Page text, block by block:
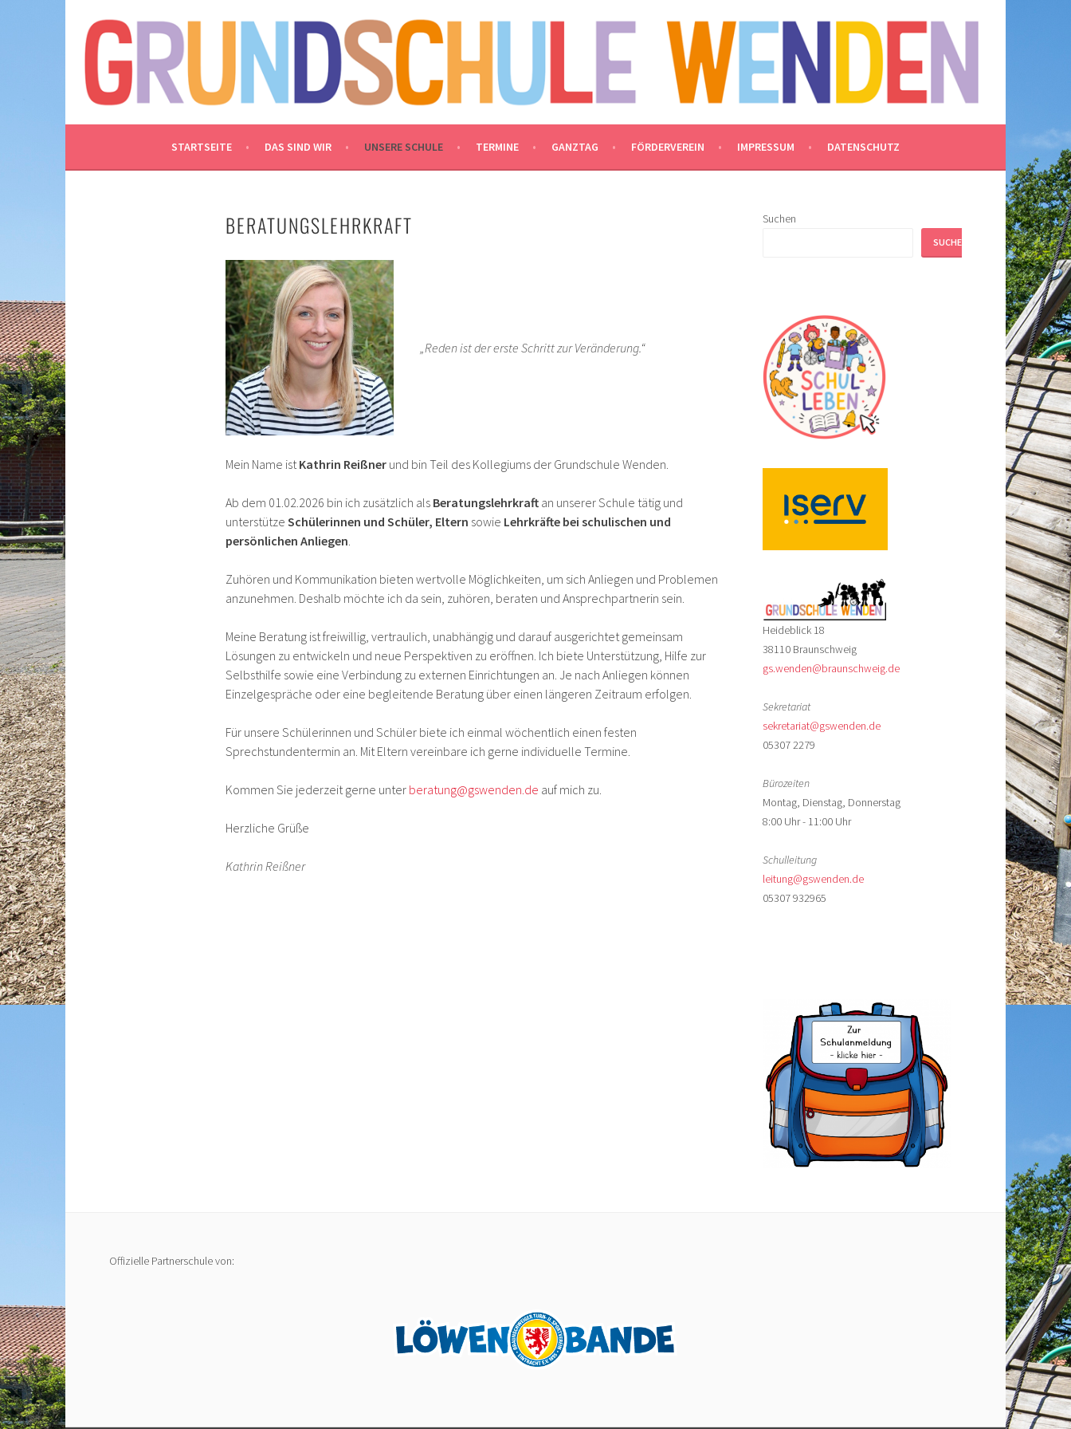
Inhalt
GRUNDSCHULE WENDEN
– SPIELEN, LACHEN UND LERNEN IM NORDEN BRAUNSCHWEIGS
STARTSEITE DAS SIND WIR UNSERE SCHULE TERMINE GANZTAG FÖRDERVEREIN IMPRESSUM DATENSCHUTZ
BERATUNGSLEHRKRAFT
„Reden ist der erste Schritt zur Veränderung.“
Mein Name ist Kathrin Reißner und bin Teil des Kollegiums der Grundschule Wenden.
Ab dem 01.02.2026 bin ich zusätzlich als Beratungslehrkraft an unserer Schule tätig und
unterstütze Schülerinnen und Schüler, Eltern sowie Lehrkräfte bei schulischen und
persönlichen Anliegen
Zuhören und Kommunikation bieten wertvolle Möglichkeiten, um sich Anliegen und Problemen
anzunehmen. Deshalb möchte ich da sein, zuhören, beraten und Ansprechpartnerin sein.
Meine Beratung ist freiwillig, vertraulich, unabhängig und darauf ausgerichtet gemeinsam
Lösungen zu entwickeln und neue Perspektiven zu eröffnen. Ich biete Unterstützung, Hilfe zur
Selbsthilfe sowie eine Verbindung zu externen Einrichtungen an. Je nach Anliegen können
Einzelgespräche oder eine begleitende Beratung über einen längeren Zeitraum erfolgen.
Für unsere Schülerinnen und Schüler biete ich einmal wöchentlich einen festen
Sprechstundentermin an. Mit Eltern vereinbare ich gerne individuelle Termine.
Kommen Sie jederzeit gerne unter beratung@gswenden.de auf mich zu.
Herzliche Grüße
Kathrin Reißner
Suchen
SUCHEN
Heideblick 18
38110 Braunschweig
gs.wenden@braunschweig.de
Sekretariat
sekretariat@gswenden.de
05307 2279
Bürozeiten
Montag, Dienstag, Donnerstag
8:00 Uhr - 11:00 Uhr
Schulleitung
leitung@gswenden.de
05307 932965
Offizielle Partnerschule von: